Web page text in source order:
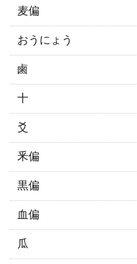
麦偏
おうにょう
鹵
十
爻
釆偏
黒偏
血偏
瓜